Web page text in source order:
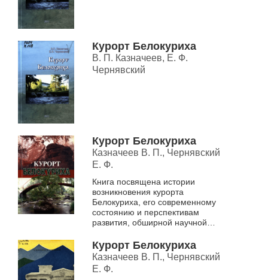
Курорт Белокуриха
В. П. Казначеев, Е. Ф.
Чернявский
Курорт Белокуриха
Казначеев В. П., Чернявский
Е. Ф.
Книга посвящена истории
возникновения курорта
Белокуриха, его современному
состоянию и перспективам
развития, обширной научной
врачи курорта. Большое
внимание уделяется хар...
Курорт Белокуриха
Казначеев В. П., Чернявский
Е. Ф.